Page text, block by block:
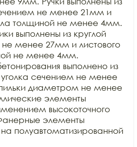
не менее 21мм и
толщиной не менее 4мм.
выполнены из круглой
менее 27мм и листового
не менее 4мм.
выполнено из
уголка сечением не менее
диаметром не менее
элементы
высокоточного
элементы
на полуавтоматизированной